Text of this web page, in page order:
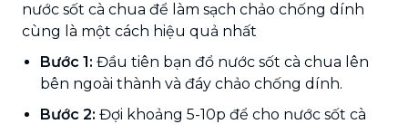
nước sốt cà chua để làm sạch chảo chống dính
cùng là một cách hiệu quả nhất
Bước 1: Đầu tiên bạn đổ nước sốt cà chua lên
bên ngoài thành và đáy chảo chống dính.
Bước 2: Đợi khoảng 5-10p để cho nước sốt cà